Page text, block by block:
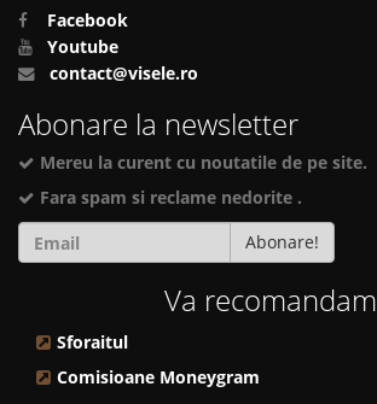
Facebook
Youtube
contact@visele.ro
Abonare la newsletter
Mereu la curent cu noutatile de pe site.
Fara spam si reclame nedorite .
Abonare!
Va recomandam
Sforaitul
Comisioane Moneygram